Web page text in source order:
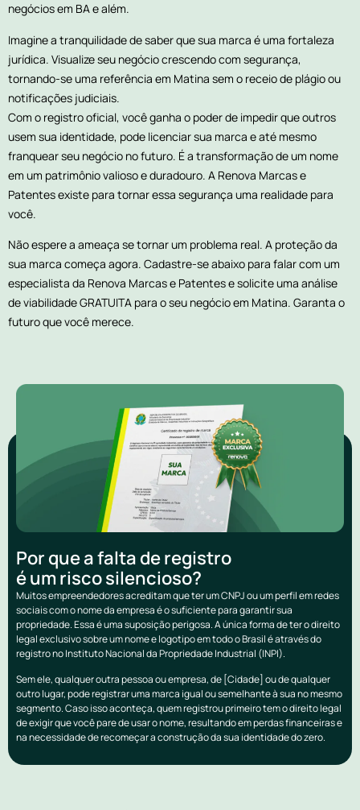
negócios em BA e além.
Imagine a tranquilidade de saber que sua marca é uma fortaleza
jurídica. Visualize seu negócio crescendo com segurança,
tornando-se uma referência em Matina sem o receio de plágio ou
notificações judiciais.
Com o registro oficial, você ganha o poder de impedir que outros
usem sua identidade, pode licenciar sua marca e até mesmo
franquear seu negócio no futuro. É a transformação de um nome
em um patrimônio valioso e duradouro. A Renova Marcas e
Patentes existe para tornar essa segurança uma realidade para
você.
Não espere a ameaça se tornar um problema real. A proteção da
sua marca começa agora. Cadastre-se abaixo para falar com um
especialista da Renova Marcas e Patentes e solicite uma análise
de viabilidade GRATUITA para o seu negócio em Matina. Garanta o
futuro que você merece.
Por que a falta de registro
é um risco silencioso?
Muitos empreendedores acreditam que ter um CNPJ ou um perfil em redes
sociais com o nome da empresa é o suficiente para garantir sua
propriedade. Essa é uma suposição perigosa. A única forma de ter o direito
legal exclusivo sobre um nome e logotipo em todo o Brasil é através do
registro no Instituto Nacional da Propriedade Industrial (INPI).
Sem ele, qualquer outra pessoa ou empresa, de [Cidade] ou de qualquer
outro lugar, pode registrar uma marca igual ou semelhante à sua no mesmo
segmento. Caso isso aconteça, quem registrou primeiro tem o direito legal
de exigir que você pare de usar o nome, resultando em perdas financeiras e
na necessidade de recomeçar a construção da sua identidade do zero.